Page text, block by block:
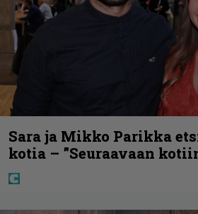
Sara ja Mikko Parikka
kotia – ”Seuraavaan